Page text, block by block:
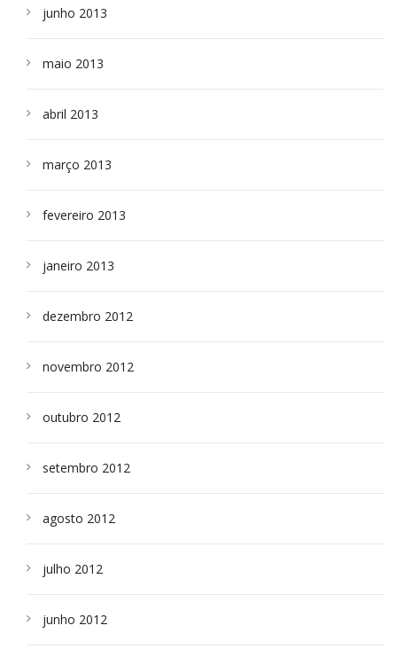
junho 2013
maio 2013
abril 2013
março 2013
fevereiro 2013
janeiro 2013
dezembro 2012
novembro 2012
outubro 2012
setembro 2012
agosto 2012
julho 2012
junho 2012